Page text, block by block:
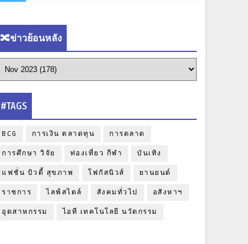
🔀ข่าวย้อนหลัง
#TAGS
BCG การเงิน ตลาดทุน การตลาด
การศึกษา วิจัย ท่องเที่ยว กีฬา บันเทิง
แฟชั่น บิวตี้ สุขภาพ โฟกัสนิวส์ ยานยนต์
ราชการ ไลฟ์สไตล์ สังคมทั่วไป อสังหาฯ
อุตสาหกรรม ไอที เทคโนโลยี นวัตกรรม